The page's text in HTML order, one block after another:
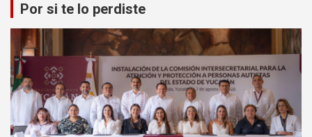
Por si te lo perdiste